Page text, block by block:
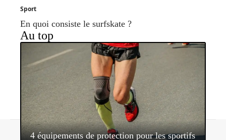
Sport
En quoi consiste le surfskate ?
Au top
4 équipements de protection pour les sportifs
Contact Mentions légales Sitemap